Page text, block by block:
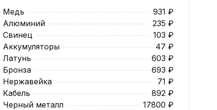
Медь
931 ₽
Алюминий
235 ₽
Свинец
103 ₽
Аккумуляторы
47 ₽
Латунь
603 ₽
Бронза
693 ₽
Нержавейка
71 ₽
Кабель
892 ₽
Черный металл
17800 ₽